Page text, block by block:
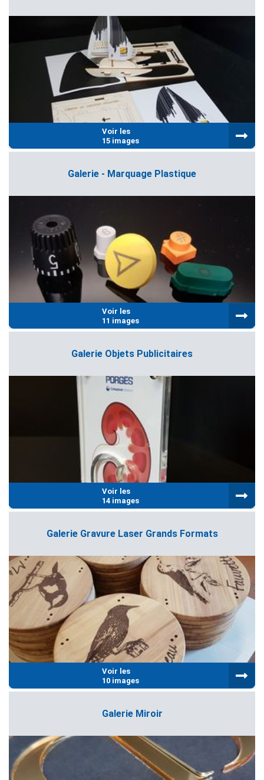
Voir les
15 images
Galerie - Marquage Plastique
Voir les
11 images
Galerie Objets Publicitaires
Voir les
14 images
Galerie Gravure Laser Grands Formats
Voir les
10 images
Galerie Miroir